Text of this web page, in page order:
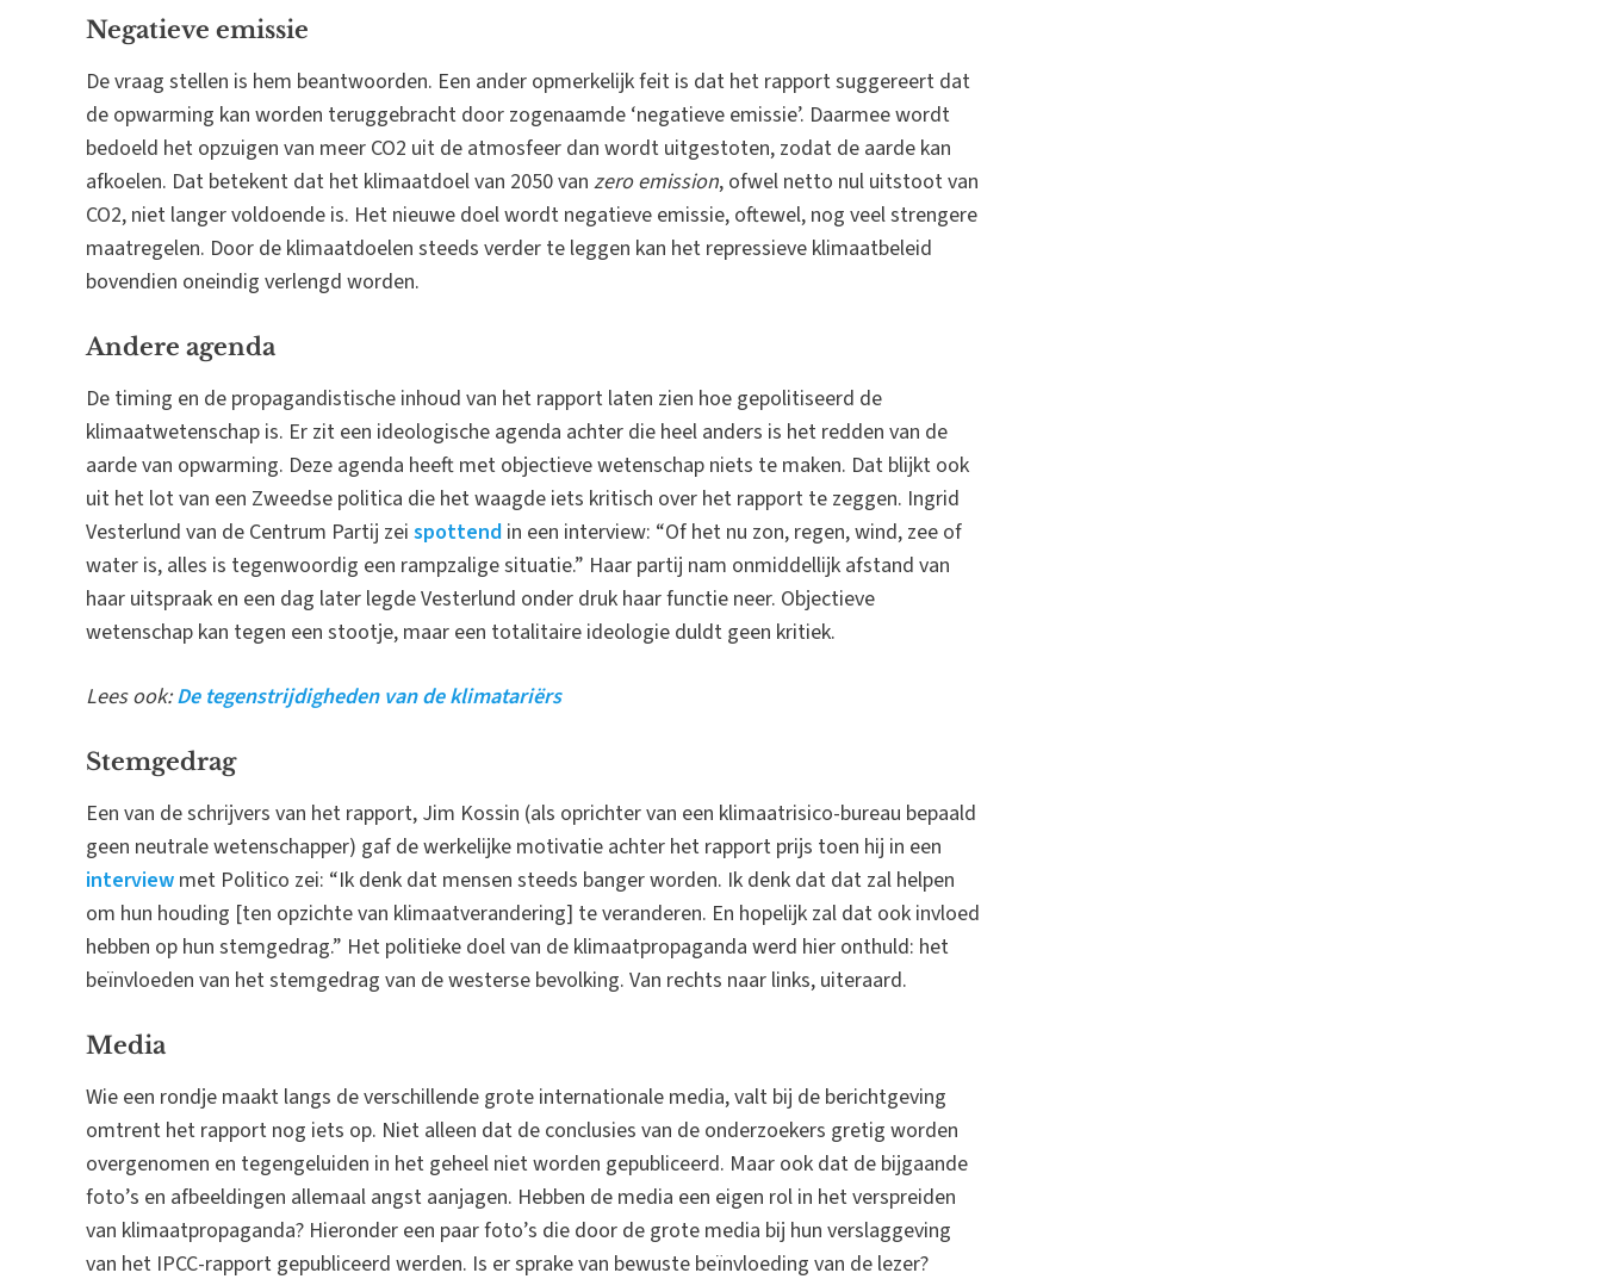
Negatieve emissie
De vraag stellen is hem beantwoorden. Een ander opmerkelijk feit is dat het rapport suggereert dat
de opwarming kan worden teruggebracht door zogenaamde ‘negatieve emissie’. Daarmee wordt
bedoeld het opzuigen van meer CO2 uit de atmosfeer dan wordt uitgestoten, zodat de aarde kan
afkoelen. Dat betekent dat het klimaatdoel van 2050 van zero emission, ofwel netto nul uitstoot van
CO2, niet langer voldoende is. Het nieuwe doel wordt negatieve emissie, oftewel, nog veel strengere
maatregelen. Door de klimaatdoelen steeds verder te leggen kan het repressieve klimaatbeleid
bovendien oneindig verlengd worden.
Andere agenda
De timing en de propagandistische inhoud van het rapport laten zien hoe gepolitiseerd de
klimaatwetenschap is. Er zit een ideologische agenda achter die heel anders is het redden van de
aarde van opwarming. Deze agenda heeft met objectieve wetenschap niets te maken. Dat blijkt ook
uit het lot van een Zweedse politica die het waagde iets kritisch over het rapport te zeggen. Ingrid
Vesterlund van de Centrum Partij zei spottend in een interview: “Of het nu zon, regen, wind, zee of
water is, alles is tegenwoordig een rampzalige situatie.” Haar partij nam onmiddellijk afstand van
haar uitspraak en een dag later legde Vesterlund onder druk haar functie neer. Objectieve
wetenschap kan tegen een stootje, maar een totalitaire ideologie duldt geen kritiek.
Lees ook:De tegenstrijdigheden van de klimatariërs
Stemgedrag
Een van de schrijvers van het rapport, Jim Kossin (als oprichter van een klimaatrisico-bureau bepaald
geen neutrale wetenschapper) gaf de werkelijke motivatie achter het rapport prijs toen hij in een
interview met Politico zei: “Ik denk dat mensen steeds banger worden. Ik denk dat dat zal helpen
om hun houding [ten opzichte van klimaatverandering] te veranderen. En hopelijk zal dat ook invloed
hebben op hun stemgedrag.” Het politieke doel van de klimaatpropaganda werd hier onthuld: het
beïnvloeden van het stemgedrag van de westerse bevolking. Van rechts naar links, uiteraard.
Media
Wie een rondje maakt langs de verschillende grote internationale media, valt bij de berichtgeving
omtrent het rapport nog iets op. Niet alleen dat de conclusies van de onderzoekers gretig worden
overgenomen en tegengeluiden in het geheel niet worden gepubliceerd. Maar ook dat de bijgaande
foto’s en afbeeldingen allemaal angst aanjagen. Hebben de media een eigen rol in het verspreiden
van klimaatpropaganda? Hieronder een paar foto’s die door de grote media bij hun verslaggeving
van het IPCC-rapport gepubliceerd werden. Is er sprake van bewuste beïnvloeding van de lezer?